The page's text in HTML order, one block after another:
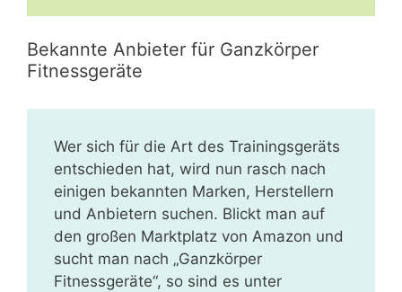
Bekannte Anbieter für Ganzkörper
Fitnessgeräte
Wer sich für die Art des Trainingsgeräts
entschieden hat, wird nun rasch nach
einigen bekannten Marken, Herstellern
und Anbietern suchen. Blickt man auf
den großen Marktplatz von Amazon und
sucht man nach „Ganzkörper
Fitnessgeräte“, so sind es unter